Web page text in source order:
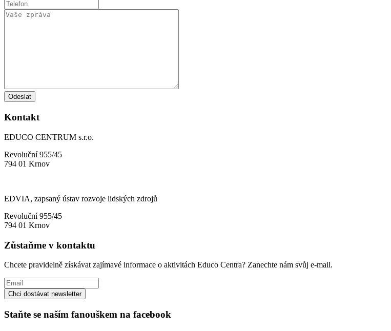
Kontakt
EDUCO CENTRUM s.r.o.
Revoluční 955/45
794 01 Krnov
EDVIA, zapsaný ústav rozvoje lidských zdrojů
Revoluční 955/45
794 01 Krnov
Zůstaňme v kontaktu
Chcete pravidelně získávat zajímavé informace o aktivitách Educo Centra? Zanechte nám svůj e-mail.
Staňte se naším fanouškem na facebook